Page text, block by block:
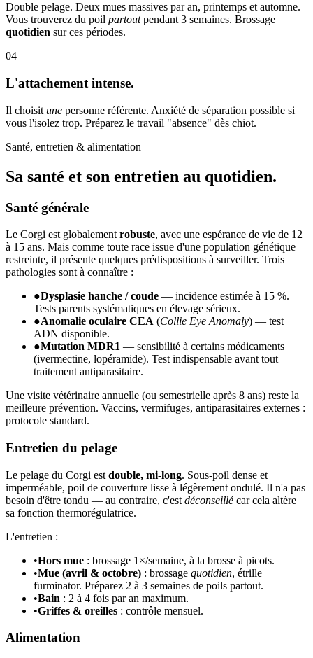
Double pelage. Deux mues massives par an, printemps et automne.
Vous trouverez du poil partoutpendant 3 semaines. Brossage
quotidien sur ces périodes.
04
L'attachement intense.
Il choisit une personne référente. Anxiété de séparation possible si
vous l'isolez trop. Préparez le travail "absence" dès chiot.
Santé, entretien & alimentation
Sa santé et son entretien au quotidien.
Santé générale
Le Corgi est globalement robuste, avec une espérance de vie de 12
à 15 ans. Mais comme toute race issue d'une population génétique
restreinte, il présente quelques prédispositions à surveiller. Trois
pathologies sont à connaître :
●Dysplasie hanche / coude — incidence estimée à 15 %.
Tests parents systématiques en élevage sérieux.
●Anomalie oculaire CEA (Collie Eye Anomaly) — test
ADN disponible.
●Mutation MDR1 — sensibilité à certains médicaments
(ivermectine, lopéramide). Test indispensable avant tout
traitement antiparasitaire.
Une visite vétérinaire annuelle (ou semestrielle après 8 ans) reste la
meilleure prévention. Vaccins, vermifuges, antiparasitaires externes :
protocole standard.
Entretien du pelage
Le pelage du Corgi est double, mi-long. Sous-poil dense et
imperméable, poil de couverture lisse à légèrement ondulé. Il n'a pas
besoin d'être tondu — au contraire, c'est déconseillécar cela altère
sa fonction thermorégulatrice.
L'entretien :
•Hors mue : brossage 1×/semaine, à la brosse à picots.
•Mue (avril & octobre) : brossage quotidien, étrille +
furminator. Préparez 2 à 3 semaines de poils partout.
•Bain : 2 à 4 fois par an maximum.
•Griffes & oreilles : contrôle mensuel.
Alimentation